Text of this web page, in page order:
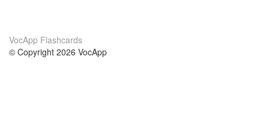
VocApp Flashcards
© Copyright 2026 VocApp